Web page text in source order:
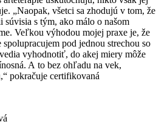
„Naopak, všetci sa zhodujú v tom, že
súvisia s tým, ako málo o našom
Veľkou výhodou mojej praxe je, že
spolupracujem pod jednou strechou so
vyhodnotiť, do akej miery môže
A to bez ohľadu na vek,
pokračuje certifikovaná